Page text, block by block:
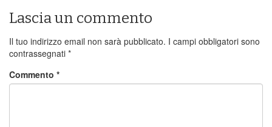
Lascia un commento
Il tuo indirizzo email non sarà pubblicato. I campi obbligatori sono
contrassegnati *
Commento *